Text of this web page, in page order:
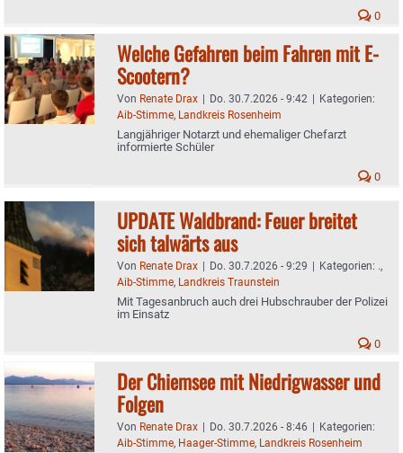
0
Welche Gefahren beim Fahren mit E-
Scootern?
Von Renate Drax Do. 30.7.2026 - 9:42
Kategorien:
Aib-Stimme, Landkreis Rosenheim
Langjähriger Notarzt und ehemaliger Chefarzt
informierte Schüler
0
UPDATE Waldbrand: Feuer breitet
sich talwärts aus
Von Renate Drax Do. 30.7.2026 - 9:29 Kategorien: .,
Aib-Stimme, Landkreis Traunstein
Mit Tagesanbruch auch drei Hubschrauber der Polizei
im Einsatz
0
Der Chiemsee mit Niedrigwasser und
Folgen
Von Renate Drax Do. 30.7.2026 - 8:46
Kategorien:
Aib-Stimme, Haager-Stimme, Landkreis Rosenheim